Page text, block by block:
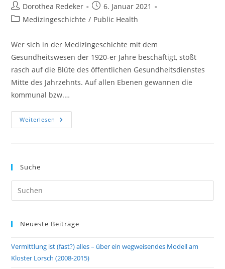
Beitrags-
Autor:
Dorothea Redeker
Beitrag
veröffentlicht:
6. Januar 2021
Beitrags-
Medizingeschichte / Public Health
Wer sich in der Medizingeschichte mit dem
Gesundheitswesen der 1920-er Jahre beschäftigt, stößt
rasch auf die Blüte des öffentlichen Gesundheitsdienstes
Mitte des Jahrzehnts. Auf allen Ebenen gewannen die
kommunal bzw.…
Weiterlesen Wenn
Technokratie
2021
Suche
Neueste Beiträge
Vermittlung ist (fast?) alles – über ein wegweisendes Modell am
Kloster Lorsch (2008-2015)